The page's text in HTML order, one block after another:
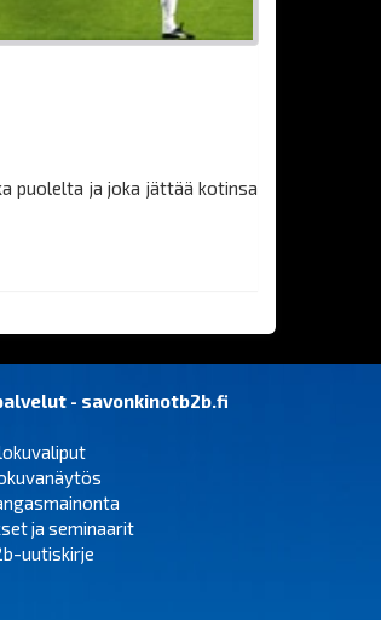
puolelta ja joka jättää kotinsa
- savonkinotb2b.fi
ja seminaarit
uutiskirje